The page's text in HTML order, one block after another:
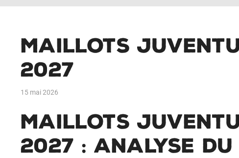
Maillots
2027
15 mai 2026
Maillots
2027 : analyse